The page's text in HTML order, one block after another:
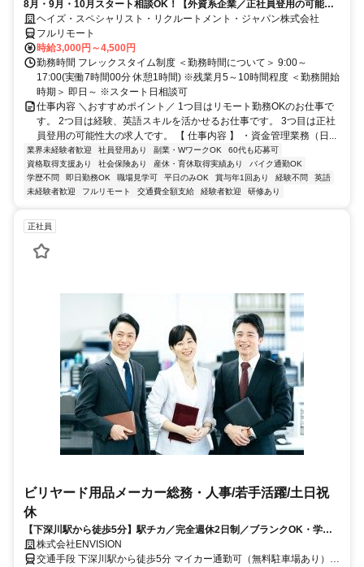
8月・9月・10月スタート相談OK！【外資系企業／正社員登用の可能性
大／700万～800万／リモート勤務OK】経理財務
ヘイズ・スペシャリスト・リクルートメント・ジャパン株式会社
フルリモート
時給3,000円～4,500円
勤務時間 フレックスタイム制度 ＜勤務時間について＞ 9:00～
17:00(実働7時間00分 休憩1時間) ※残業月5～10時間程度 ＜勤務開始
時期＞ 即日～ ※スタート日相談可
仕事内容 ＼おすすめポイント／ 1つ目はリモート勤務OKのお仕事で
す。 2つ目は経験、英語スキルを活かせるお仕事です。 3つ目は正社
員登用の可能性大の求人です。 【 仕事内容 】 ・資金管理業務（日...
業界未経験者歓迎 社員登用あり 副業・WワークOK
60代も応募可
資格取得支援あり
社会保険あり 産休・育休取得実績あり
バイク通勤OK
学歴不問
即日勤務OK 職場見学可 平日のみOK 賞与年1回あり 経験不問
英語
未経験者歓迎
フルリモート 交通費全額支給 経験者歓迎 研修あり
正社員
ビリヤード用品メーカー総務・人事/若手活躍/土日祝
休
【下深川駅から徒歩5分】駅チカ／完全週休2日制／ブランクOK・学歴
不問／賞与年2回／グローバルな企業で成長もできる！
株式会社ENVISION
交通手段 下深川駅から徒歩5分 マイカー通勤可（無料駐車場あり）